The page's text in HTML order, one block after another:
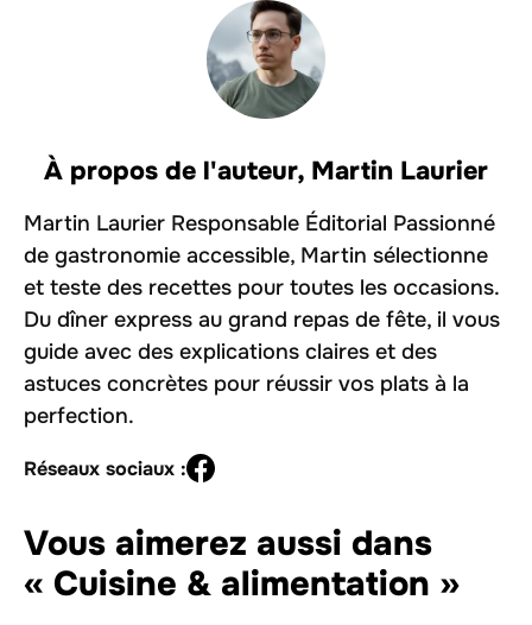
À propos de l'auteur, Martin Laurier
Martin Laurier Responsable Éditorial Passionné
de gastronomie accessible, Martin sélectionne
et teste des recettes pour toutes les occasions.
Du dîner express au grand repas de fête, il vous
guide avec des explications claires et des
astuces concrètes pour réussir vos plats à la
perfection.
Réseaux sociaux :
Vous aimerez aussi dans
« Cuisine & alimentation »